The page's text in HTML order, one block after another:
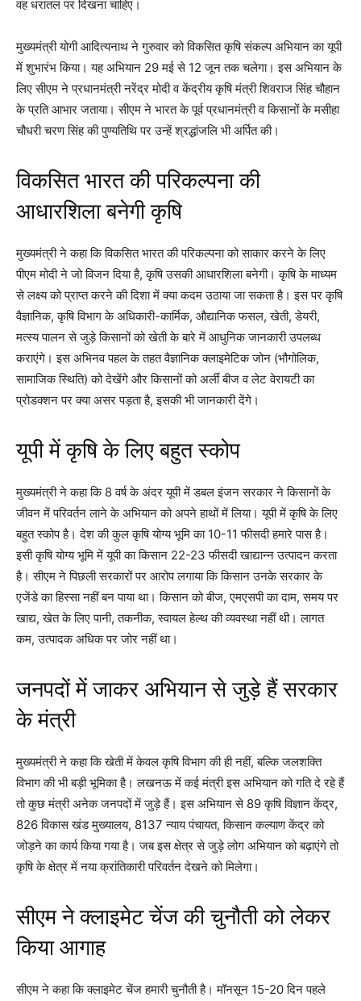
वह धरातल पर दिखना चाहिए।
मुख्यमंत्री योगी आदित्यनाथ ने गुरुवार को विकसित कृषि संकल्प अभियान का यूपी
में शुभारंभ किया। यह अभियान 29 मई से 12 जून तक चलेगा। इस अभियान के
लिए सीएम ने प्रधानमंत्री नरेंद्र मोदी व केंद्रीय कृषि मंत्री शिवराज सिंह चौहान
के प्रति आभार जताया। सीएम ने भारत के पूर्व प्रधानमंत्री व किसानों के मसीहा
चौधरी चरण सिंह की पुण्यतिथि पर उन्हें श्रद्धांजलि भी अर्पित की।
विकसित भारत की परिकल्पना की
आधारशिला बनेगी कृषि
मुख्यमंत्री ने कहा कि विकसित भारत की परिकल्पना को साकार करने के लिए
पीएम मोदी ने जो विजन दिया है, कृषि उसकी आधारशिला बनेगी। कृषि के माध्यम
से लक्ष्य को प्राप्त करने की दिशा में क्या कदम उठाया जा सकता है। इस पर कृषि
वैज्ञानिक, कृषि विभाग के अधिकारी-कार्मिक, औद्यानिक फसल, खेती, डेयरी,
मत्स्य पालन से जुड़े किसानों को खेती के बारे में आधुनिक जानकारी उपलब्ध
कराएंगे। इस अभिनव पहल के तहत वैज्ञानिक क्लाइमेटिक जोन (भौगोलिक,
सामाजिक स्थिति) को देखेंगे और किसानों को अर्ली बीज व लेट वेरायटी का
प्रोडक्शन पर क्या असर पड़ता है, इसकी भी जानकारी देंगे।
यूपी में कृषि के लिए बहुत स्कोप
मुख्यमंत्री ने कहा कि 8 वर्ष के अंदर यूपी में डबल इंजन सरकार ने किसानों के
जीवन में परिवर्तन लाने के अभियान को अपने हाथों में लिया। यूपी में कृषि के लिए
बहुत स्कोप है। देश की कुल कृषि योग्य भूमि का 10-11 फीसदी हमारे पास है।
इसी कृषि योग्य भूमि में यूपी का किसान 22-23 फीसदी खाद्यान्न उत्पादन करता
है। सीएम ने पिछली सरकारों पर आरोप लगाया कि किसान उनके सरकार के
एजेंडे का हिस्सा नहीं बन पाया था। किसान को बीज, एमएसपी का दाम, समय पर
खाद्य, खेत के लिए पानी, तकनीक, स्वायल हेल्थ की व्यवस्था नहीं थी। लागत
कम, उत्पादक अधिक पर जोर नहीं था।
जनपदों में जाकर अभियान से जुड़े हैं सरकार
के मंत्री
मुख्यमंत्री ने कहा कि खेती में केवल कृषि विभाग की ही नहीं, बल्कि जलशक्ति
विभाग की भी बड़ी भूमिका है। लखनऊ में कई मंत्री इस अभियान को गति दे रहे हैं
तो कुछ मंत्री अनेक जनपदों में जुड़े हैं। इस अभियान से 89 कृषि विज्ञान केंद्र,
826 विकास खंड मुख्यालय, 8137 न्याय पंचायत, किसान कल्याण केंद्र को
जोड़ने का कार्य किया गया है। जब इस क्षेत्र से जुड़े लोग अभियान को बढ़ाएंगे तो
कृषि के क्षेत्र में नया क्रांतिकारी परिवर्तन देखने को मिलेगा।
सीएम ने क्लाइमेट चेंज की चुनौती को लेकर
किया आगाह
सीएम ने कहा कि क्लाइमेट चेंज हमारी चुनौती है। मॉनसून 15-20 दिन पहले